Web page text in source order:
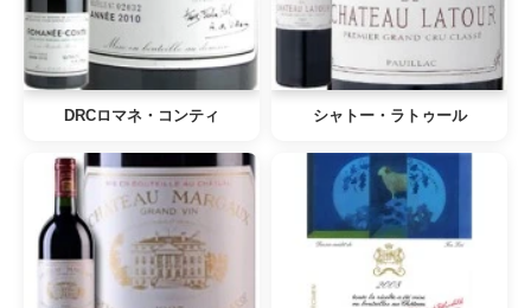
DRCロマネ・コンティ シャトー・ラトゥール